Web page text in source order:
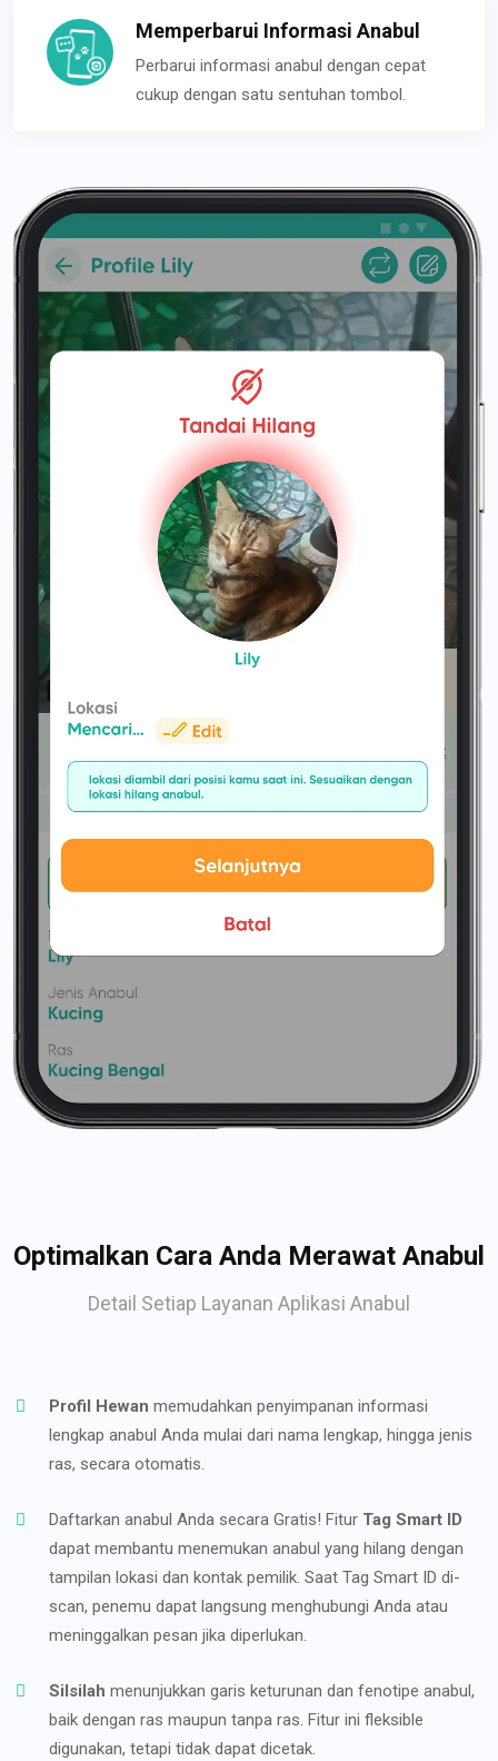
Memperbarui Informasi Anabul
Perbarui informasi anabul dengan cepat
cukup dengan satu sentuhan tombol.
Optimalkan Cara Anda Merawat Anabul
Detail Setiap Layanan Aplikasi Anabul
Profil Hewan memudahkan penyimpanan informasi
lengkap anabul Anda mulai dari nama lengkap, hingga jenis
ras, secara otomatis.
Daftarkan anabul Anda secara Gratis! Fitur Tag Smart ID
dapat membantu menemukan anabul yang hilang dengan
tampilan lokasi dan kontak pemilik. Saat Tag Smart ID di-
scan, penemu dapat langsung menghubungi Anda atau
meninggalkan pesan jika diperlukan.
Silsilah menunjukkan garis keturunan dan fenotipe anabul,
baik dengan ras maupun tanpa ras. Fitur ini fleksible
digunakan, tetapi tidak dapat dicetak.